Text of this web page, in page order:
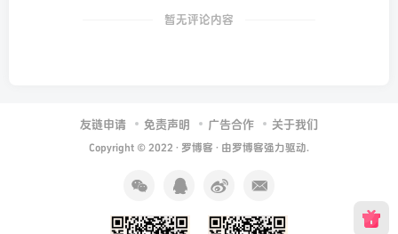
暂无评论内容
友链申请 免责声明 广告合作 关于我们
Copyright © 2022 · 罗博客 · 由罗博客强力驱动.